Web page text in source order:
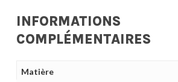
INFORMATIONS
COMPLÉMENTAIRES
Matière